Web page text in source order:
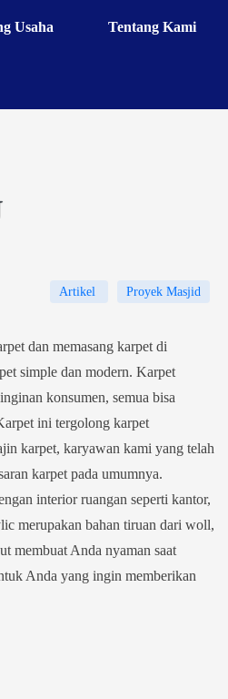
Usaha Tentang Kami
Artikel Proyek Masjid
dan memasang karpet di
simple dan modern. Karpet
konsumen, semua bisa
ini tergolong karpet
karpet, karyawan kami yang telah
karpet pada umumnya.
interior ruangan seperti kantor,
merupakan bahan tiruan dari woll,
membuat Anda nyaman saat
Anda yang ingin memberikan